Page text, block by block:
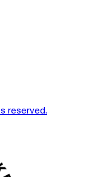
reserved.